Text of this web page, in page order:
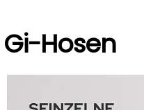
Gi-Hosen